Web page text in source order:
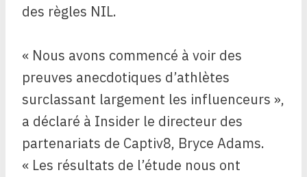
des règles NIL.
« Nous avons commencé à voir des
preuves anecdotiques d’athlètes
surclassant largement les influenceurs »,
a déclaré à Insider le directeur des
partenariats de Captiv8, Bryce Adams.
« Les résultats de l’étude nous ont